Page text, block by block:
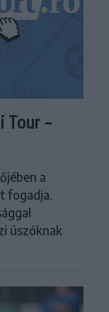
Tour –
a
fogadja.
úszóknak